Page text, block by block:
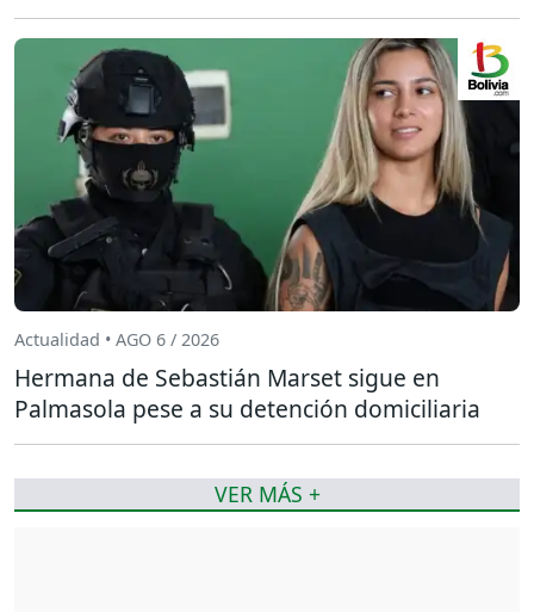
Actualidad • AGO 6 / 2026
Hermana de Sebastián Marset sigue en
Palmasola pese a su detención domiciliaria
VER MÁS +